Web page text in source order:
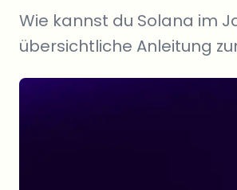
Wie kannst du Solana im
übersichtliche Anleitung